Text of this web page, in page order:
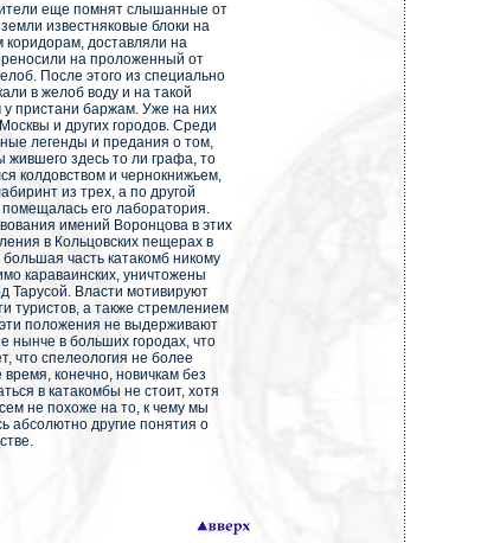
еще помнят слышанные от
известняковые блоки на
доставляли на
на проложенный от
После этого из специально
в желоб воду и на такой
у пристани баржам. Уже на них
и других городов. Среди
легенды и предания о том,
здесь то ли графа, то
колдовством и чернокнижьем,
из трех, а по другой
его лаборатория.
имений Воронцова в этих
в Кольцовских пещерах в
часть катакомб никому
караваинских, уничтожены
Тарусой. Власти мотивируют
туристов, а также стремлением
положения не выдерживают
нынче в больших городах, что
что спелеология не более
конечно, новичкам без
в катакомбы не стоит, хотя
не похоже на то, к чему мы
абсолютно другие понятия о